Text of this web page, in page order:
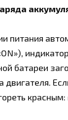
питания
батареи
двигателя.
красным: